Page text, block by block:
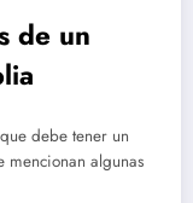
de un
debe tener un
mencionan algunas